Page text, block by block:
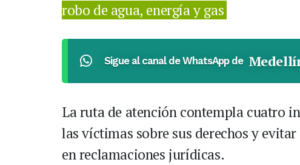
robo de agua, energía y gas
Sigue al canal de WhatsApp de
La ruta de atención contempla cuatro
las víctimas sobre sus derechos y
en reclamaciones jurídicas.